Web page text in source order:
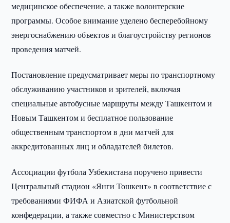
медицинское обеспечение, а также волонтерские
программы. Особое внимание уделено бесперебойному
энергоснабжению объектов и благоустройству регионов
проведения матчей.
Постановление предусматривает меры по транспортному
обслуживанию участников и зрителей, включая
специальные автобусные маршруты между Ташкентом и
Новым Ташкентом и бесплатное пользование
общественным транспортом в дни матчей для
аккредитованных лиц и обладателей билетов.
Ассоциации футбола Узбекистана поручено привести
Центральный стадион «Янги Тошкент» в соответствие с
требованиями ФИФА и Азиатской футбольной
конфедерации, а также совместно с Министерством